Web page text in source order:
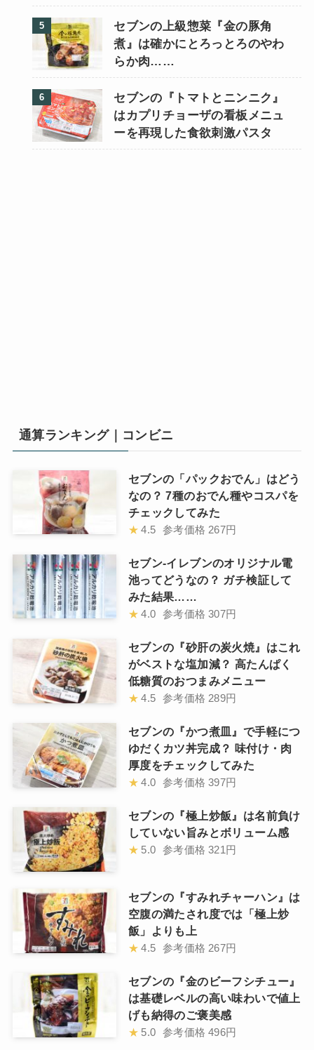
セブンの上級惣菜『金の豚角
煮』は確かにとろっとろのやわ
らか肉……
セブンの『トマトとニンニク』
はカプリチョーザの看板メニュ
ーを再現した食欲刺激パスタ
通算ランキング｜コンビニ
セブンの「パックおでん」はどう
なの？ 7種のおでん種やコスパを
チェックしてみた
★ 4.5 参考価格 267円
セブン-イレブンのオリジナル電
池ってどうなの？ ガチ検証して
みた結果……
★ 4.0 参考価格 307円
セブンの『砂肝の炭火焼』はこれ
がベストな塩加減？ 高たんぱく
低糖質のおつまみメニュー
★ 4.5 参考価格 289円
セブンの『かつ煮皿』で手軽につ
ゆだくカツ丼完成？ 味付け・肉
厚度をチェックしてみた
★ 4.0 参考価格 397円
セブンの『極上炒飯』は名前負け
していない旨みとボリューム感
★ 5.0 参考価格 321円
セブンの『すみれチャーハン』は
空腹の満たされ度では「極上炒
飯」よりも上
★ 4.5 参考価格 267円
セブンの『金のビーフシチュー』
は基礎レベルの高い味わいで値上
げも納得のご褒美感
★ 5.0 参考価格 496円